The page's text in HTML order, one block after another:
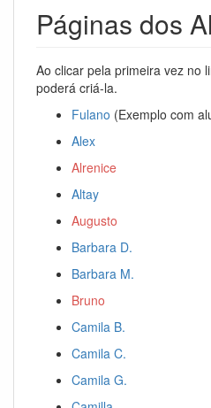
Páginas dos
Ao clicar pela primeira vez no
poderá criá-la.
Fulano (Exemplo com
Alex
Alrenice
Altay
Augusto
Barbara D.
Barbara M.
Bruno
Camila B.
Camila C.
Camila G.